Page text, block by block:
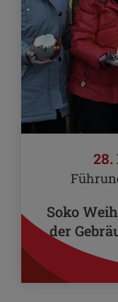
28.
Soko
der